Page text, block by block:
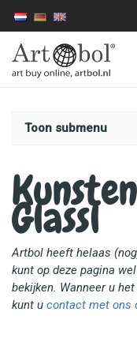
Toon submenu
Glassl
Artbol heeft helaas
kunt op deze pagina
bekijken. Wanneer u
kunt u contact met ons